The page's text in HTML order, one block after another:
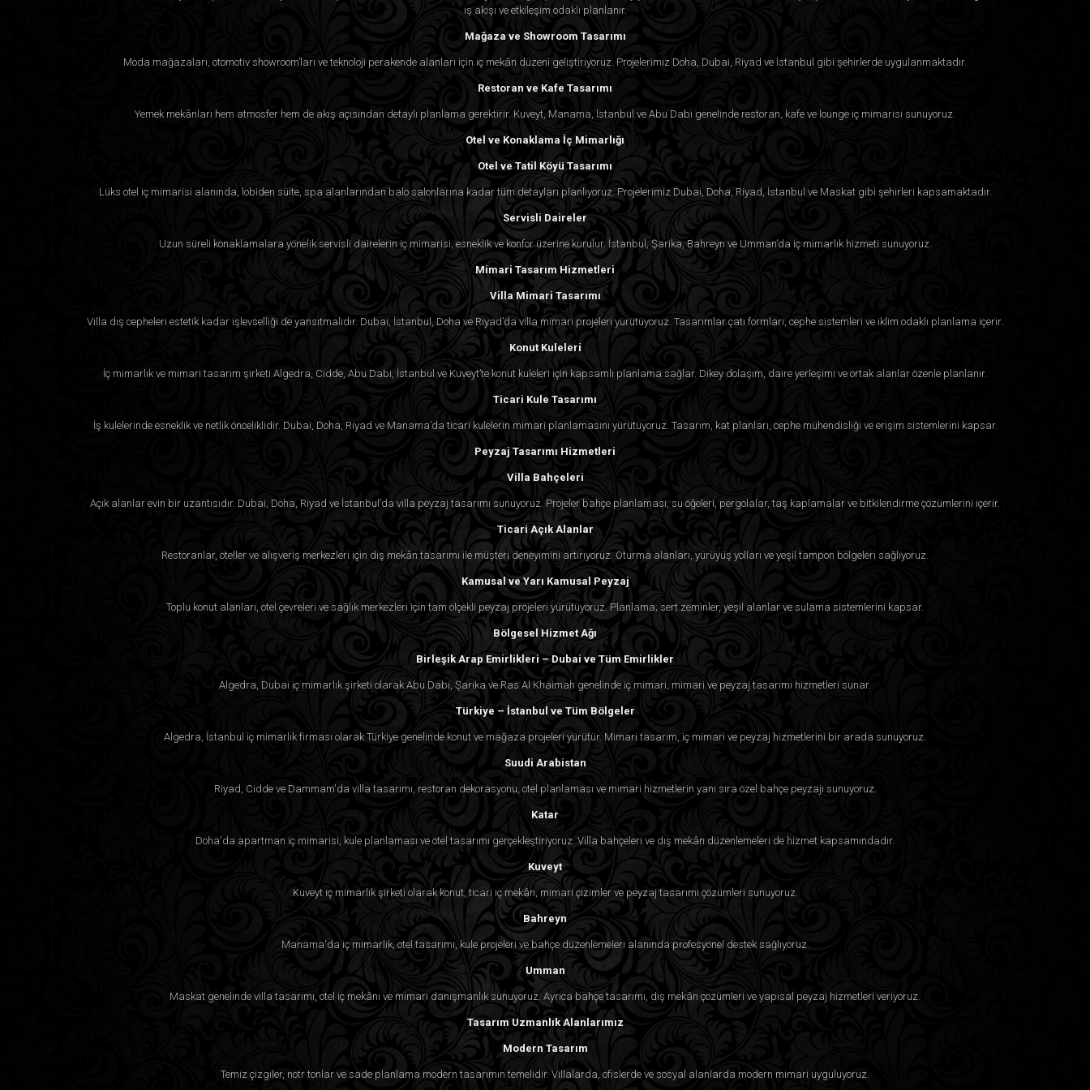
2. Johannesburg’da Algedra ile projeme nasıl başlayabilirim?
Algedra ile projenize başlamak çok kolaydır. İlk görüşme için bizimle iletişime geçin. Ekibimiz
fikirlerinizi, tercihlerinizi ve gereksinimlerinizi dinleyecek, ardından vizyonunuza özel bir plan
tasarlamaya başlayacaktır. Fikirden uygulamaya kadar her adımda size rehberlik ediyoruz.
3. Hem modern hem de geleneksel evler için iç mimarlık hizmeti veriyor musunuz?
Evet, Algedra hem modern hem de klasik tarzda evler için iç mimarlık hizmeti sunmaktadır. İster
şık, çağdaş bir villa, ister daha klasik bir tasarım isteyin, ekibimiz kişisel tarzınızı ve tercihlerinizi
yansıtan bir ev yaratır.
4. Algedra Johannesburg’da ticari alan tasarımına da yardımcı olabilir mi?
Kesinlikle! Algedra, Johannesburg’daki ticari alanların tasarımında da uzmanlaşmıştır. İster ofis,
ister mağaza, ister otel olsun, görsel olarak çekici olmanın yanı sıra günlük kullanıma uygun,
pratik mekanlar tasarlıyoruz.
5. Algedra’yı Johannesburg’daki diğer iç mimarlık şirketlerinden farklı kılan nedir?
Algedra, detaylara verdiği önem ve küresel tasarım trendlerini yerel stillerle harmanlama
kabiliyeti ile öne çıkar. Lüks villalar, evler ve ticari mekanlar yaratırken sadece estetik açıdan
çarpıcı değil, aynı zamanda konforlu ve işlevsel alanlar sunuyoruz. Ekibimiz, nihai tasarımın
beklentilerin üzerinde olması için her müşteriyle yakından çalışır.
iş akışı ve etkileşim odaklı planlanır.
Mağaza ve Showroom Tasarımı
Moda mağazaları, otomotiv showroom’ları ve teknoloji perakende alanları için iç mekân düzeni geliştiriyoruz. Projelerimiz Doha, Dubai, Riyad ve İstanbul gibi şehirlerde uygulanmaktadır.
Restoran ve Kafe Tasarımı
Yemek mekânları hem atmosfer hem de akış açısından detaylı planlama gerektirir. Kuveyt, Manama, İstanbul ve Abu Dabi genelinde restoran, kafe ve lounge iç mimarisi sunuyoruz.
Otel ve Konaklama İç Mimarlığı
Otel ve Tatil Köyü Tasarımı
Lüks otel iç mimarisi alanında, lobiden süite, spa alanlarından balo salonlarına kadar tüm detayları planlıyoruz. Projelerimiz Dubai, Doha, Riyad, İstanbul ve Maskat gibi şehirleri kapsamaktadır.
Servisli Daireler
Uzun süreli konaklamalara yönelik servisli dairelerin iç mimarisi, esneklik ve konfor üzerine kurulur. İstanbul, Şarika, Bahreyn ve Umman’da iç mimarlık hizmeti sunuyoruz.
Mimari Tasarım Hizmetleri
Villa Mimari Tasarımı
Villa dış cepheleri estetik kadar işlevselliği de yansıtmalıdır. Dubai, İstanbul, Doha ve Riyad’da villa mimari projeleri yürütüyoruz. Tasarımlar çatı formları, cephe sistemleri ve iklim odaklı planlama içerir.
Konut Kuleleri
İç mimarlık ve mimari tasarım şirketi Algedra, Cidde, Abu Dabi, İstanbul ve Kuveyt’te konut kuleleri için kapsamlı planlama sağlar. Dikey dolaşım, daire yerleşimi ve ortak alanlar özenle planlanır.
Ticari Kule Tasarımı
İş kulelerinde esneklik ve netlik önceliklidir. Dubai, Doha, Riyad ve Manama’da ticari kulelerin mimari planlamasını yürütüyoruz. Tasarım, kat planları, cephe mühendisliği ve erişim sistemlerini kapsar.
Peyzaj Tasarımı Hizmetleri
Villa Bahçeleri
Açık alanlar evin bir uzantısıdır. Dubai, Doha, Riyad ve İstanbul’da villa peyzaj tasarımı sunuyoruz. Projeler bahçe planlaması, su öğeleri, pergolalar, taş kaplamalar ve bitkilendirme çözümlerini içerir.
Ticari Açık Alanlar
Restoranlar, oteller ve alışveriş merkezleri için dış mekân tasarımı ile müşteri deneyimini artırıyoruz. Oturma alanları, yürüyüş yolları ve yeşil tampon bölgeleri sağlıyoruz.
Kamusal ve Yarı Kamusal Peyzaj
Toplu konut alanları, otel çevreleri ve sağlık merkezleri için tam ölçekli peyzaj projeleri yürütüyoruz. Planlama; sert zeminler, yeşil alanlar ve sulama sistemlerini kapsar.
Bölgesel Hizmet Ağı
Birleşik Arap Emirlikleri – Dubai ve Tüm Emirlikler
Algedra, Dubai iç mimarlık şirketi olarak Abu Dabi, Şarika ve Ras Al Khaimah genelinde iç mimari, mimari ve peyzaj tasarımı hizmetleri sunar.
Türkiye – İstanbul ve Tüm Bölgeler
Algedra, İstanbul iç mimarlık firması olarak Türkiye genelinde konut ve mağaza projeleri yürütür. Mimari tasarım, iç mimari ve peyzaj hizmetlerini bir arada sunuyoruz.
Suudi Arabistan
Riyad, Cidde ve Dammam'da villa tasarımı, restoran dekorasyonu, otel planlaması ve mimari hizmetlerin yanı sıra özel bahçe peyzajı sunuyoruz.
Katar
Doha'da apartman iç mimarisi, kule planlaması ve otel tasarımı gerçekleştiriyoruz. Villa bahçeleri ve dış mekân düzenlemeleri de hizmet kapsamındadır.
Kuveyt
Kuveyt iç mimarlık şirketi olarak konut, ticari iç mekân, mimari çizimler ve peyzaj tasarımı çözümleri sunuyoruz.
Bahreyn
Manama'da iç mimarlık, otel tasarımı, kule projeleri ve bahçe düzenlemeleri alanında profesyonel destek sağlıyoruz.
Umman
Maskat genelinde villa tasarımı, otel iç mekânı ve mimari danışmanlık sunuyoruz. Ayrıca bahçe tasarımı, dış mekân çözümleri ve yapısal peyzaj hizmetleri veriyoruz.
Tasarım Uzmanlık Alanlarımız
Modern Tasarım
Temiz çizgiler, nötr tonlar ve sade planlama modern tasarımın temelidir. Villalarda, ofislerde ve sosyal alanlarda modern mimari uyguluyoruz.